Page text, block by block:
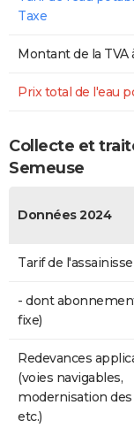
Taxe
Montant de la TVA
Prix total de l'eau
Collecte et
Semeuse
Données 2024
Tarif de
- dont
fixe)
Redevances
(voies navigables,
modernisation des
etc.)